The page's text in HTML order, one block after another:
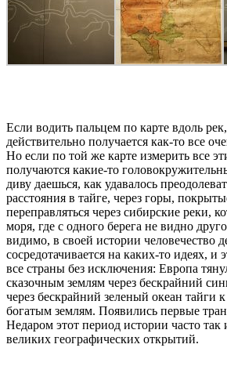
Если водить пальцем по карте вдоль
действительно получается как-то все
Но если по той же карте измерить все
получаются какие-то
диву даешься, как удавалось
расстояния в тайге, через горы,
переправляться через сибирские реки,
моря, где с одного берега не видно
видимо, в своей истории человечество
сосредотачивается на каких-то идеях, и
все страны без исключения: Европа
сказочным землям через бескрайний
через бескрайний зеленый океан тайги
богатым землям. Появились первые
Недаром этот период истории часто так
великих географических открытий.